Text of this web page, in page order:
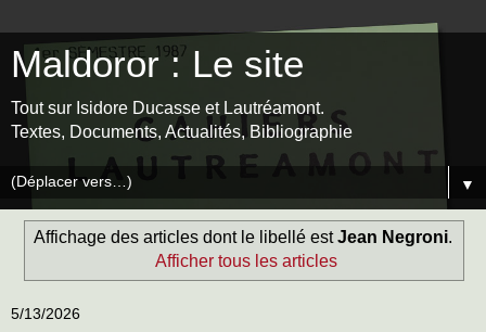
Maldoror : Le site
Tout sur Isidore Ducasse et Lautréamont.
Textes, Documents, Actualités, Bibliographie
▼
Affichage des articles dont le libellé estJean Negroni.
Afficher tous les articles
5/13/2026